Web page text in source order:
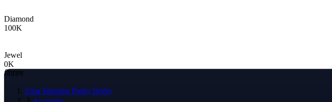
Diamond
100K
Jewel
0K
विवरण
Uma Musume Pretty Derby